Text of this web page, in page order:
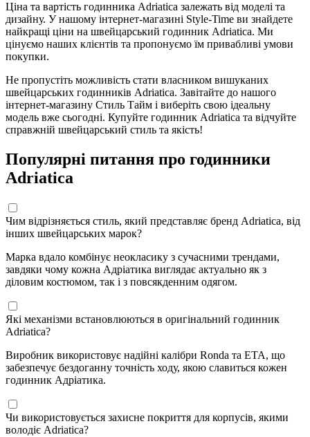
Ціна та вартість годинника Adriatica залежать від моделі та
дизайну. У нашому інтернет-магазині Style-Time ви знайдете
найкращі ціни на швейцарський годинник Adriatica. Ми
цінуємо наших клієнтів та пропонуємо їм привабливі умови
покупки.
Не пропустіть можливість стати власником вишуканих
швейцарських годинників Adriatica. Завітайте до нашого
інтернет-магазину Стиль Тайм і виберіть свою ідеальну
модель вже сьогодні. Купуйте годинник Adriatica та відчуйте
справжній швейцарський стиль та якість!
Популярні питання про годинники
Adriatica
Чим відрізняється стиль, який представляє бренд Adriatica, від
інших швейцарських марок?
Марка вдало комбінує неокласику з сучасними трендами,
завдяки чому кожна Адріатика виглядає актуально як з
діловим костюмом, так і з повсякденним одягом.
Які механізми встановлюються в оригінальний годинник
Adriatica?
Виробник використовує надійні калібри Ronda та ETA, що
забезпечує бездоганну точність ходу, якою славиться кожен
годинник Адріатика.
Чи використовується захисне покриття для корпусів, якими
володіє Adriatica?